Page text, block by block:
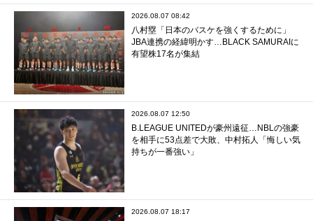
2026.08.07 08:42
八村塁「日本のバスケを強くするために」
JBA連携の経緯明かす…BLACK SAMURAIに
有望株17名が集結
2026.08.07 12:50
B.LEAGUE UNITEDが豪州遠征…NBLの強豪
を相手に53点差で大敗、中村拓人「悔しい気
持ちが一番強い」
2026.08.07 18:17